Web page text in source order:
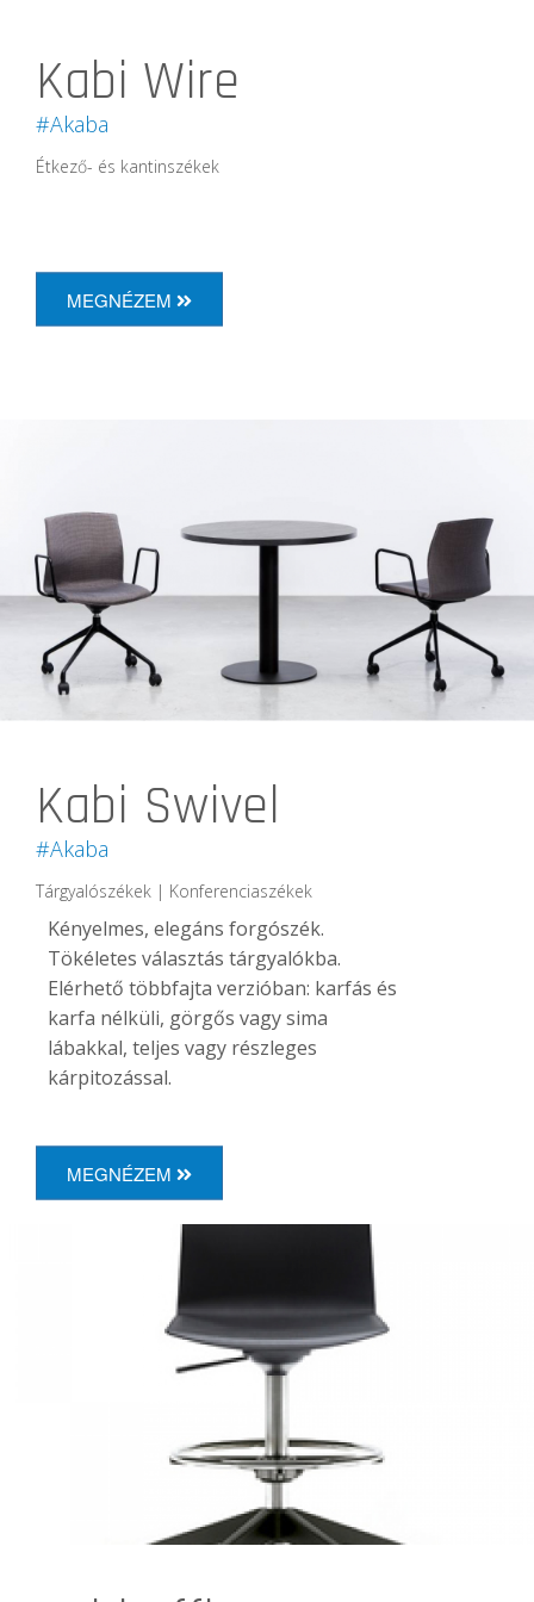
Kabi Wire
#Akaba
Étkező- és kantinszékek
MEGNÉZEM
Kabi Swivel
#Akaba
Tárgyalószékek | Konferenciaszékek
Kényelmes, elegáns forgószék.
Tökéletes választás tárgyalókba.
Elérhető többfajta verzióban: karfás és
karfa nélküli, görgős vagy sima
lábakkal, teljes vagy részleges
kárpitozással.
MEGNÉZEM